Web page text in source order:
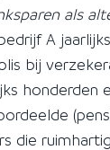
als
A
bij
honderden
die